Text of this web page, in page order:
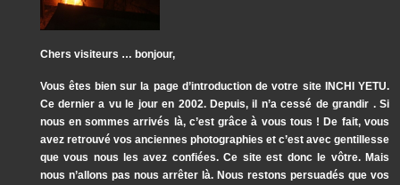
Chers visiteurs … bonjour,
Vous êtes bien sur la page d’introduction de votre site INCHI YETU.
Ce dernier a vu le jour en 2002. Depuis, il n’a cessé de grandir . Si
nous en sommes arrivés là, c’est grâce à vous tous ! De fait, vous
avez retrouvé vos anciennes photographies et c’est avec gentillesse
que vous nous les avez confiées. Ce site est donc le vôtre. Mais
nous n’allons pas nous arrêter là. Nous restons persuadés que vos